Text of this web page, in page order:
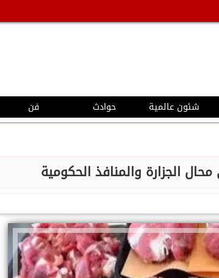
شئون عالمية حوادث فن